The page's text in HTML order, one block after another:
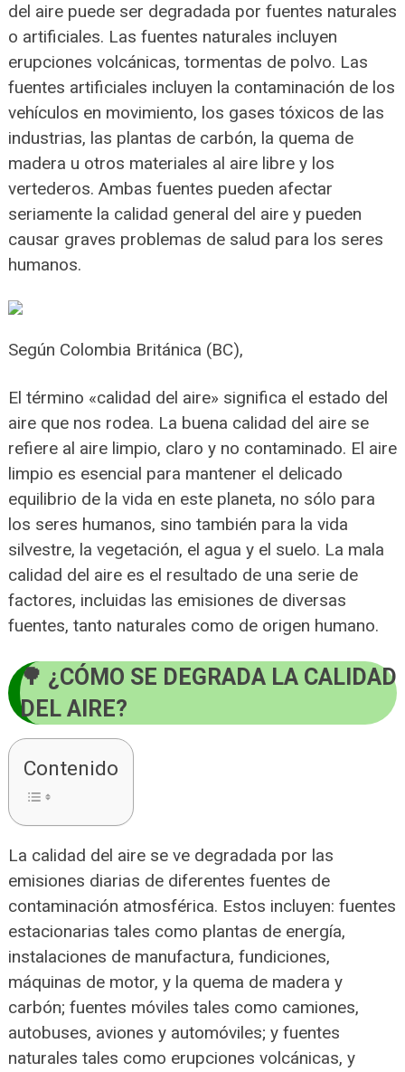
del aire puede ser degradada por fuentes naturales
o artificiales. Las fuentes naturales incluyen
erupciones volcánicas, tormentas de polvo. Las
fuentes artificiales incluyen la contaminación de los
vehículos en movimiento, los gases tóxicos de las
industrias, las plantas de carbón, la quema de
madera u otros materiales al aire libre y los
vertederos. Ambas fuentes pueden afectar
seriamente la calidad general del aire y pueden
causar graves problemas de salud para los seres
humanos.
Según Colombia Británica (BC),
El término «calidad del aire» significa el estado del
aire que nos rodea. La buena calidad del aire se
refiere al aire limpio, claro y no contaminado. El aire
limpio es esencial para mantener el delicado
equilibrio de la vida en este planeta, no sólo para
los seres humanos, sino también para la vida
silvestre, la vegetación, el agua y el suelo. La mala
calidad del aire es el resultado de una serie de
factores, incluidas las emisiones de diversas
fuentes, tanto naturales como de origen humano.
¿CÓMO SE DEGRADA LA CALIDAD
DEL AIRE?
Contenido
La calidad del aire se ve degradada por las
emisiones diarias de diferentes fuentes de
contaminación atmosférica. Estos incluyen: fuentes
estacionarias tales como plantas de energía,
instalaciones de manufactura, fundiciones,
máquinas de motor, y la quema de madera y
carbón; fuentes móviles tales como camiones,
autobuses, aviones y automóviles; y fuentes
naturales tales como erupciones volcánicas, y